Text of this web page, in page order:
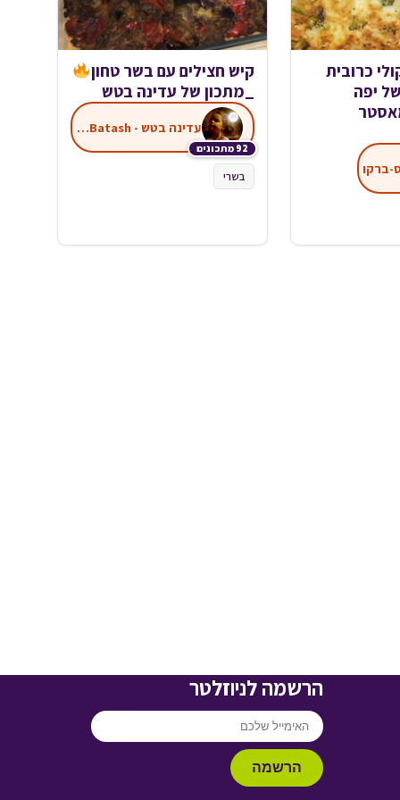
כרובית
יפה
ברקו
קיש חצילים עם בשר טחון
_מתכון של עדינה בטש
92 מתכונים
עדינה בטש - Adina Batash
בשרי
הרשמה לניוזלטר
הרשמה